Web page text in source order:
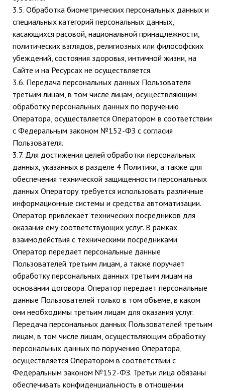
3.5. Обработка биометрических персональных данных и
специальных категорий персональных данных,
касающихся расовой, национальной принадлежности,
политических взглядов, религиозных или философских
убеждений, состояния здоровья, интимной жизни, на
Сайте и на Ресурсах не осуществляется.
3.6. Передача персональных данных Пользователя
третьим лицам, в том числе лицам, осуществляющим
обработку персональных данных по поручению
Оператора, осуществляется Оператором в соответствии
с Федеральным законом №152-ФЗ с согласия
Пользователя.
3.7. Для достижения целей обработки персональных
данных, указанных в разделе 4 Политики, а также для
обеспечения технической защищенности персональных
данных Оператору требуется использовать различные
информационные системы и средства автоматизации.
Оператор привлекает технических посредников для
оказания ему соответствующих услуг. В рамках
взаимодействия с техническими посредниками
Оператор передает персональные данные
Пользователей третьим лицам, а также поручает
обработку персональных данных третьим лицам на
основании договора. Оператор передает персональные
данные Пользователей только в том объеме, в каком
они необходимы третьим лицам для оказания услуг.
Передача персональных данных Пользователей третьим
лицам, в том числе лицам, осуществляющим обработку
персональных данных по поручению Оператора,
осуществляется Оператором в соответствии с
Федеральным законом №152-ФЗ. Третьи лица обязаны
обеспечивать конфиденциальность в отношении